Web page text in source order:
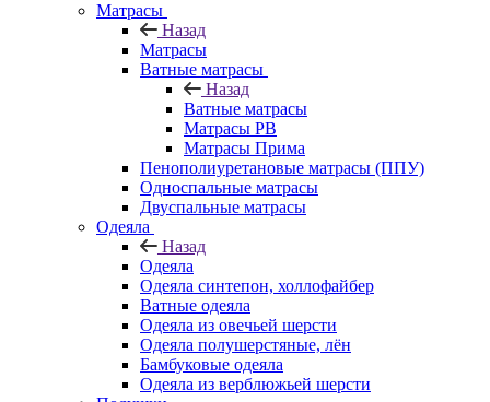
Матрасы
Назад
Матрасы
Ватные матрасы
Назад
Ватные матрасы
Матрасы РВ
Матрасы Прима
Пенополиуретановые матрасы (ППУ)
Односпальные матрасы
Двуспальные матрасы
Одеяла
Назад
Одеяла
Одеяла синтепон, холлофайбер
Ватные одеяла
Одеяла из овечьей шерсти
Одеяла полушерстяные, лён
Бамбуковые одеяла
Одеяла из верблюжьей шерсти